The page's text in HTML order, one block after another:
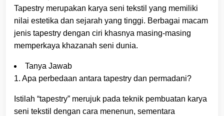
Tapestry merupakan karya seni tekstil yang memiliki
nilai estetika dan sejarah yang tinggi. Berbagai macam
jenis tapestry dengan ciri khasnya masing-masing
memperkaya khazanah seni dunia.
Tanya Jawab
1. Apa perbedaan antara tapestry dan permadani?
Istilah “tapestry” merujuk pada teknik pembuatan karya
seni tekstil dengan cara menenun, sementara